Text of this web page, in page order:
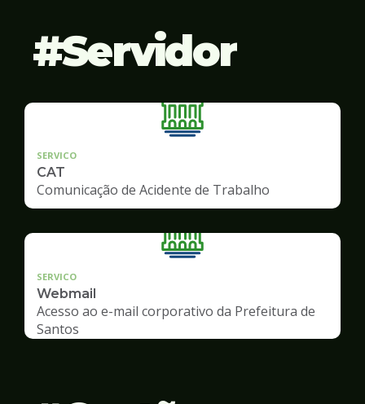
Servidor
SERVICO
CAT
Comunicação de Acidente de Trabalho
SERVICO
Webmail
Acesso ao e-mail corporativo da Prefeitura de
Santos